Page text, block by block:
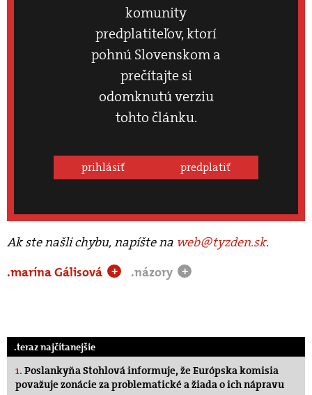
komunity
predplatiteľov, ktorí
pohnú Slovenskom a
prečítajte si
odomknutú verziu
tohto článku.
prihlásiť predplatiť
Ak ste našli chybu, napíšte na web@tyzden.sk.
.marína Gálisová
+ .názory +
.teraz najčítanejšie
1. Poslankyňa Stohlová informuje, že Európska komisia
považuje zonácie za problematické a žiada o ich nápravu